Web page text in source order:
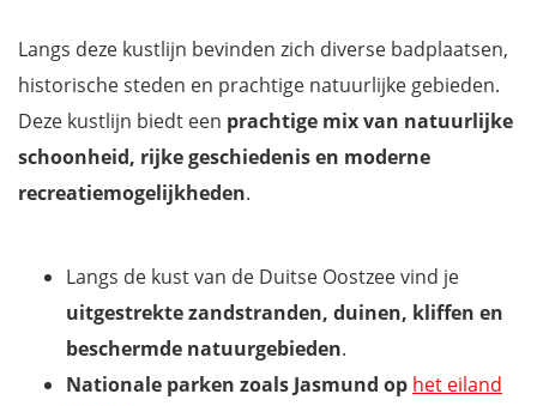
Langs deze kustlijn bevinden zich diverse badplaatsen,
historische steden en prachtige natuurlijke gebieden.
Deze kustlijn biedt een prachtige mix van natuurlijke
schoonheid, rijke geschiedenis en moderne
recreatiemogelijkheden.
Langs de kust van de Duitse Oostzee vind je
uitgestrekte zandstranden, duinen, kliffen en
beschermde natuurgebieden.
Nationale parken zoals Jasmund op het eiland